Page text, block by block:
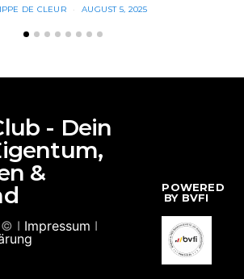
DE CLEUR AUGUST 5, 2025
- Dein
&
© I Impressum I
POWERED
BY BVFI